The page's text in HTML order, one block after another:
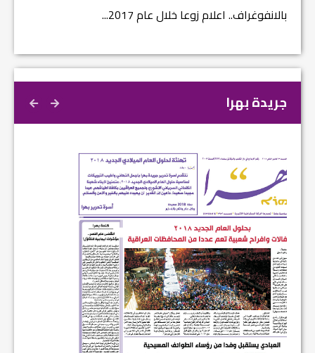
بالانفوغراف.. اعلام زوعا خلال عام 2017...
جريدة بهرا